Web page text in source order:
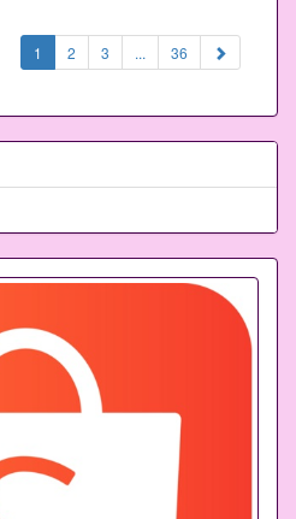
1 (current)
2 3 ... 36